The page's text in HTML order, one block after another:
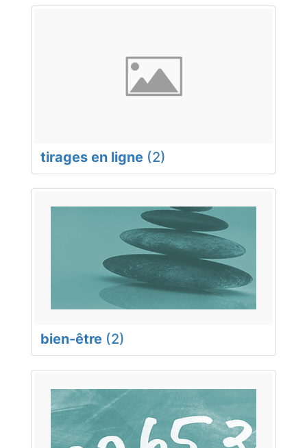
tirages en ligne (2)
bien-être (2)